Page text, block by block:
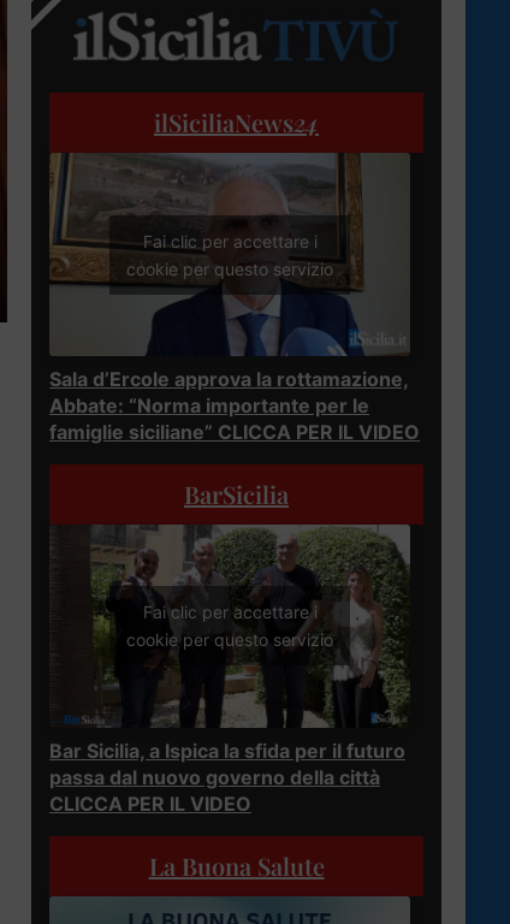
ilSiciliaNews24
Fai clic per accettare i
cookie per questo servizio
Sala d’Ercole approva la rottamazione,
Abbate: “Norma importante per le
famiglie siciliane” CLICCA PER IL VIDEO
BarSicilia
Fai clic per accettare i
cookie per questo servizio
Bar Sicilia, a Ispica la sfida per il futuro
passa dal nuovo governo della città
CLICCA PER IL VIDEO
La Buona Salute